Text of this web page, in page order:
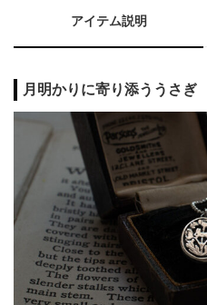
アイテム説明
月明かりに寄り添ううさぎ